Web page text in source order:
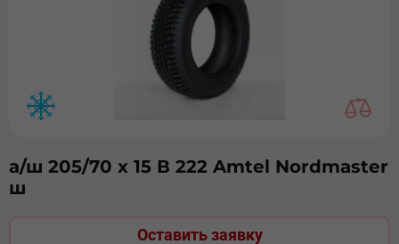
а/ш 205/70 х 15 В 222 Amtel Nordmaster
ш
Оставить заявку